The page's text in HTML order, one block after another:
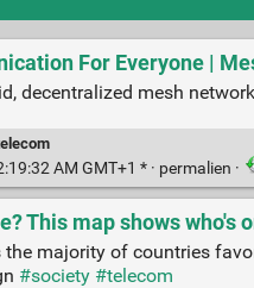
For Everyone |
decentralized mesh
AM GMT+1 * · permalien ·
This map shows who's
majority of countries
#society #telecom